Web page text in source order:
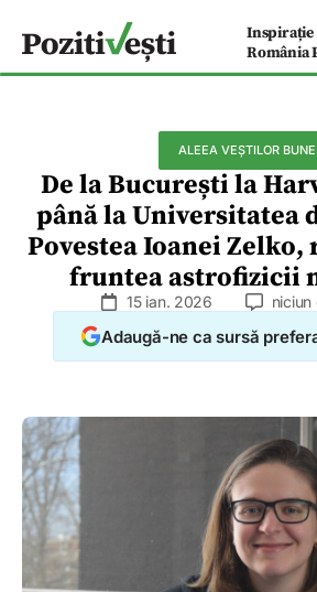
Inspirație
România
ALEEA VEȘTILOR BUNE
De la București la
până la Universitatea
Povestea Ioanei Zelko,
fruntea astrofizicii
15 ian. 2026 niciun
Adaugă-ne ca sursă